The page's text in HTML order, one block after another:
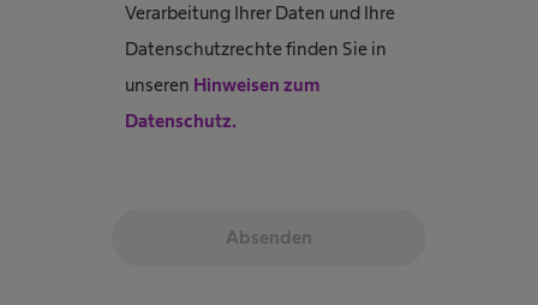
Verarbeitung Ihrer Daten und Ihre
Datenschutzrechte finden Sie in
unseren Hinweisen zum
Datenschutz.
Absenden